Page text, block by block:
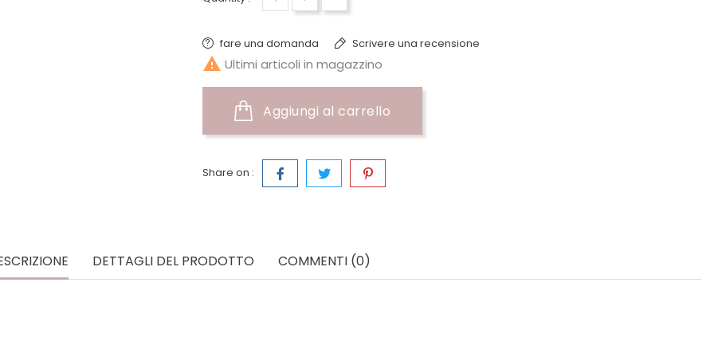
fare una domanda Scrivere una recensione
 Ultimi articoli in magazzino
Aggiungi al carrello
Share on :
DETTAGLI DEL PRODOTTO COMMENTI (0)